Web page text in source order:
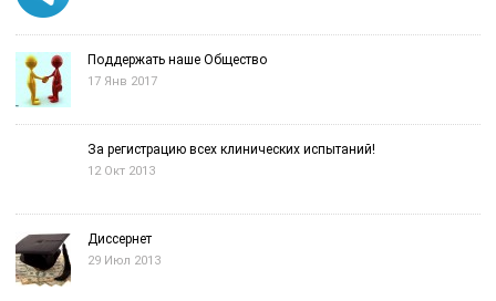
Поддержать наше Общество
17 Янв 2017
За регистрацию всех клинических испытаний!
12 Окт 2013
Диссернет
29 Июл 2013